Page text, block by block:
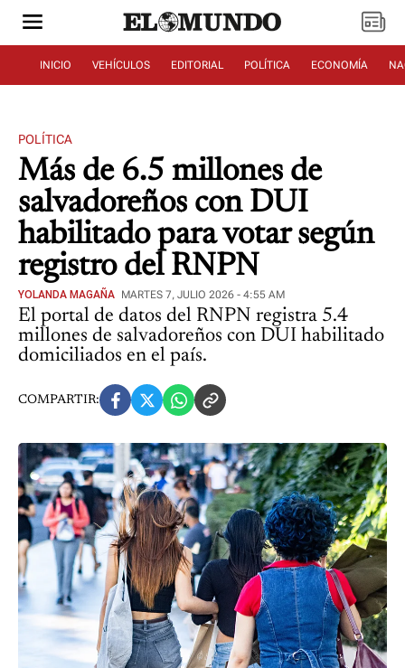
INICIO VEHÍCULOS EDITORIAL POLÍTICA ECONOMÍA
POLÍTICA
Más de 6.5 millones de
salvadoreños con DUI
habilitado para votar según
registro del RNPN
YOLANDA MAGAÑA MARTES 7, JULIO 2026 - 4:55 AM
El portal de datos del RNPN registra 5.4
millones de salvadoreños con DUI habilitado
domiciliados en el país.
COMPARTIR: